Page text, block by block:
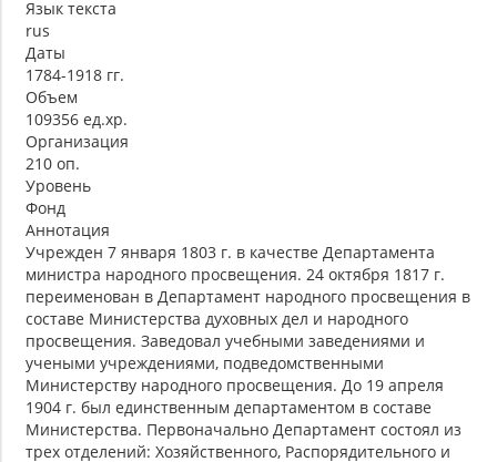
Язык текста
rus
Даты
1784-1918 гг.
Объем
109356 ед.хр.
Организация
210 оп.
Уровень
Фонд
Аннотация
Учрежден 7 января 1803 г. в качестве Департамента
министра народного просвещения. 24 октября 1817 г.
переименован в Департамент народного просвещения в
составе Министерства духовных дел и народного
просвещения. Заведовал учебными заведениями и
учеными учреждениями, подведомственными
Министерству народного просвещения. До 19 апреля
1904 г. был единственным департаментом в составе
Министерства. Первоначально Департамент состоял из
трех отделений: Хозяйственного, Распорядительного и